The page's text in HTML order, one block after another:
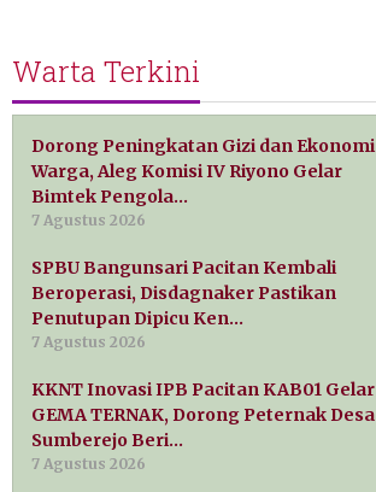
Warta Terkini
Dorong Peningkatan Gizi dan Ekonomi
Warga, Aleg Komisi IV Riyono Gelar
Bimtek Pengola…
7 Agustus 2026
SPBU Bangunsari Pacitan Kembali
Beroperasi, Disdagnaker Pastikan
Penutupan Dipicu Ken…
7 Agustus 2026
KKNT Inovasi IPB Pacitan KAB01 Gelar
GEMA TERNAK, Dorong Peternak Desa
Sumberejo Beri…
7 Agustus 2026